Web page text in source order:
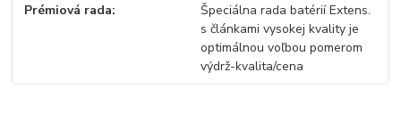
Prémiová rada
Špeciálna rada batérií Extens.
s článkami vysokej kvality je
optimálnou voľbou pomerom
výdrž-kvalita/cena